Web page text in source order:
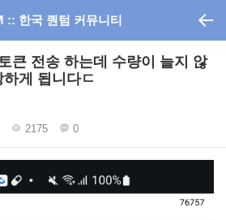
:: 한국 퀀텀 커뮤니티
큰 전송 하는데 수량이 늘지 않
게 됩니다ㄷ
2175 0